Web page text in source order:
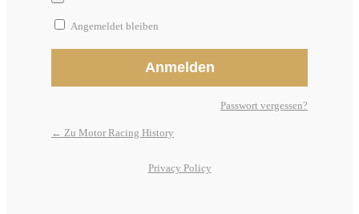
Angemeldet bleiben
Passwort vergessen?
← Zu Motor Racing History
Privacy Policy